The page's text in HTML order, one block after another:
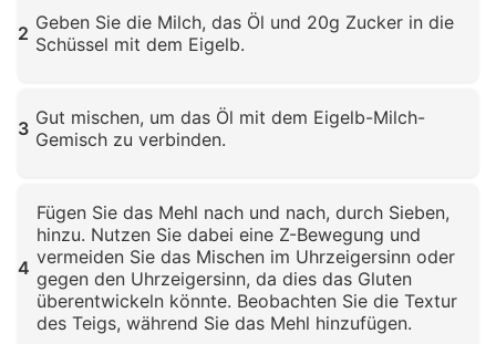
2 Geben Sie die Milch, das Öl und 20g Zucker in die
Schüssel mit dem Eigelb.
3 Gut mischen, um das Öl mit dem Eigelb-Milch-
Gemisch zu verbinden.
4
Fügen Sie das Mehl nach und nach, durch Sieben,
hinzu. Nutzen Sie dabei eine Z-Bewegung und
vermeiden Sie das Mischen im Uhrzeigersinn oder
gegen den Uhrzeigersinn, da dies das Gluten
überentwickeln könnte. Beobachten Sie die Textur
des Teigs, während Sie das Mehl hinzufügen.